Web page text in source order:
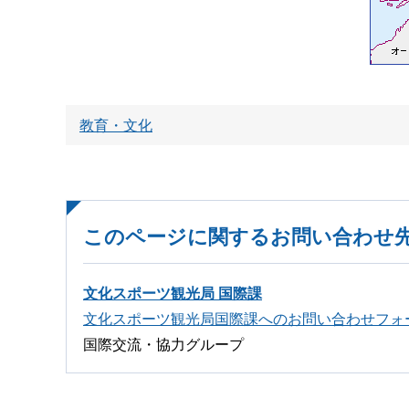
教育・文化
このページに関するお問い合わせ
文化スポーツ観光局 国際課
文化スポーツ観光局国際課へのお問い合わせフォ
国際交流・協力グループ